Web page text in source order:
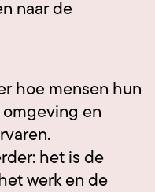
naar de
hoe mensen hun
en
het is de
werk en de